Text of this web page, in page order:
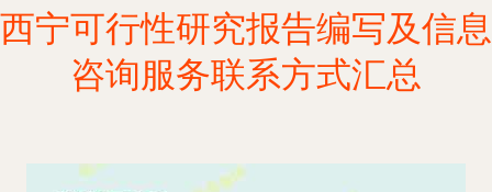
西宁可行性研究报告编写及信息
咨询服务联系方式汇总